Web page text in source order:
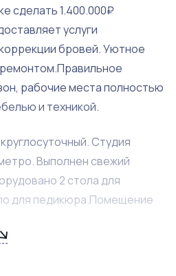
сделать 1.400.000₽
услуги
бровей. Уютное
рабочие места полностью
и техникой.
Студия
Выполнен свежий
2 стола для
для педикюра.Помещение
для перманентного макияжа.
существенно увеличить